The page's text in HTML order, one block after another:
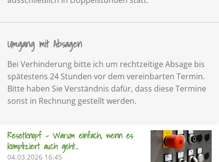
Umgang mit Absagen
Bei Verhinderung bitte ich um rechtzeitige Absage bis
spätestens 24 Stunden vor dem vereinbarten Termin.
Bitte haben Sie Verständnis dafür, dass diese Termine
sonst in Rechnung gestellt werden.
Resetknopf - Warum einfach, wenn es
kompliziert auch geht...
04.03.2026 16:45